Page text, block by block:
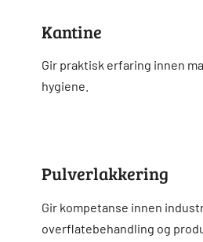
Kantine
Gir praktisk erfaring innen
hygiene.
Pulverlakkering
Gir kompetanse innen
overflatebehandling og